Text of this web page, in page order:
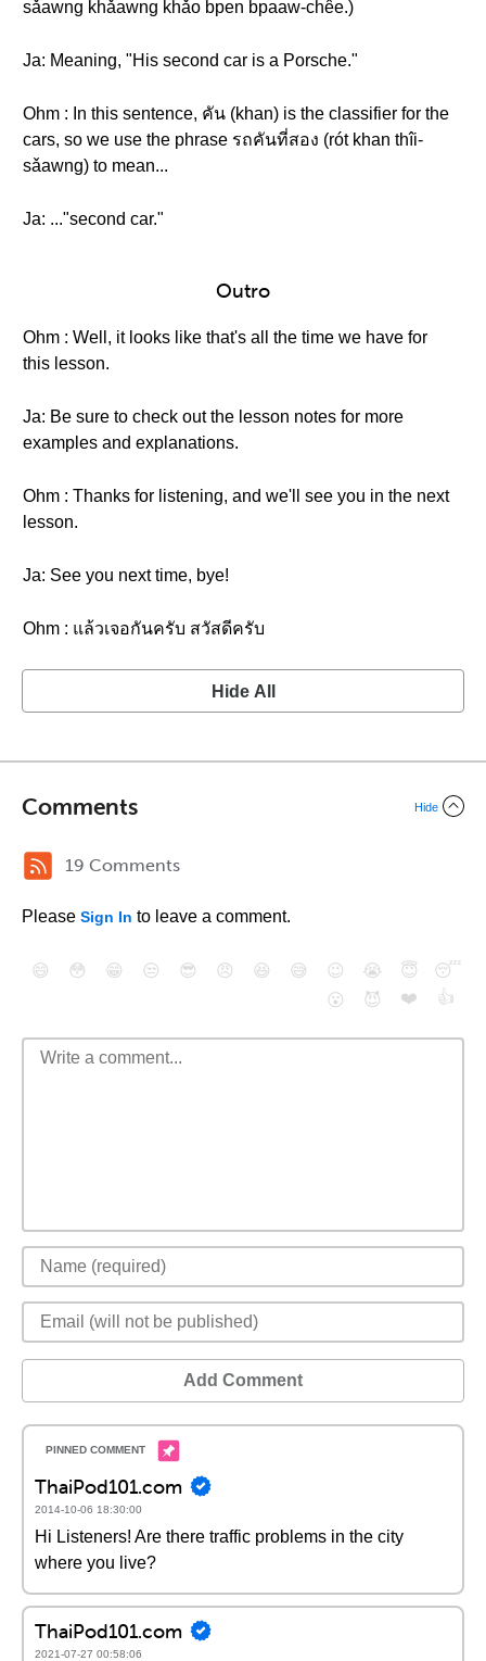
sǎawng khǎawng khǎo bpen bpaaw-chêe.)
Ja: Meaning, "His second car is a Porsche."
Ohm : In this sentence, คัน (khan) is the classifier for the
cars, so we use the phrase รถคันที่สอง (rót khan thîi-
sǎawng) to mean...
Ja: ..."second car."
Outro
Ohm : Well, it looks like that's all the time we have for
this lesson.
Ja: Be sure to check out the lesson notes for more
examples and explanations.
Ohm : Thanks for listening, and we'll see you in the next
lesson.
Ja: See you next time, bye!
Ohm : แล้วเจอกันครับ สวัสดีครับ
Hide All
Comments Hide
19 Comments
Please Sign In to leave a comment.
😄 😳 😁 😒 😎 😠 😆 😅 😉 😭 😇
😴
😮
😈 ❤️ 👍
Add Comment
ThaiPod101.com
2014-10-06 18:30:00
Hi Listeners! Are there traffic problems in the city
where you live?
ThaiPod101.com
2021-07-27 00:58:06